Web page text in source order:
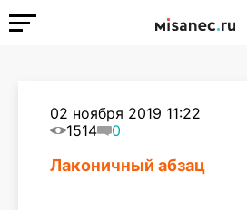
02 ноября 2019 11:22
1514
0
Лаконичный абзац